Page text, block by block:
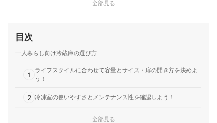
いサイズかと。あと電子レンジを上に乗せると少し高いと感
全部見る
目次
一人暮らし向け冷蔵庫の選び方
1
ライフスタイルに合わせて容量とサイズ・扉の開き方を決めよ
う！
2 冷凍室の使いやすさとメンテナンス性を確認しよう！
設置場所に合わせて耐熱トップテーブルが必要かどうか確認し
全部見る